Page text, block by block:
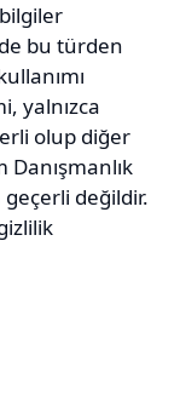
bu türden
yalnızca
olup diğer
Danışmanlık
değildir.